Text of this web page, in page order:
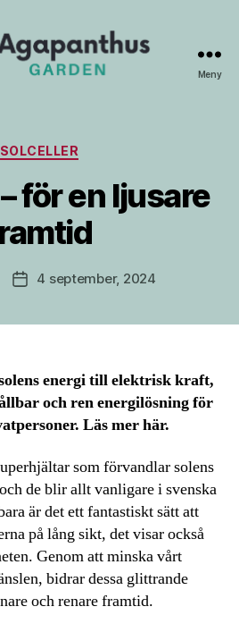
Meny
Kategorier
SOLCELLER
för en ljusare
Inläggsdatum
4 september, 2024
energi till elektrisk kraft,
och ren energilösning för
Läs mer här.
som förvandlar solens
de blir allt vanligare i svenska
är det ett fantastiskt sätt att
på lång sikt, det visar också
Genom att minska vårt
bidrar dessa glittrande
och renare framtid.